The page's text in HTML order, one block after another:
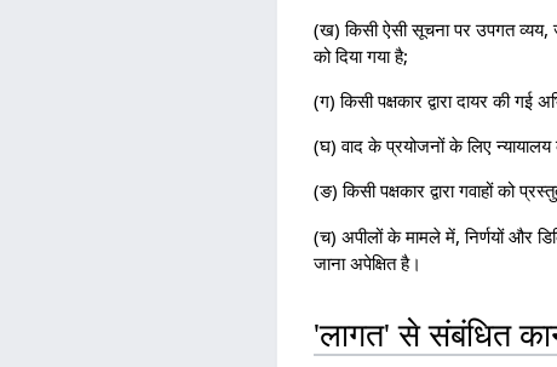
(ख) किसी ऐसी सूचना पर उपगत व्यय, जो
को दिया गया है;
(ग) किसी पक्षकार द्वारा दायर की
(घ) वाद के प्रयोजनों के लिए न्यायालय
(ङ) किसी पक्षकार द्वारा गवाहों को
(च) अपीलों के मामले में, निर्णयों और
जाना अपेक्षित है।
'लागत' से संबंधित